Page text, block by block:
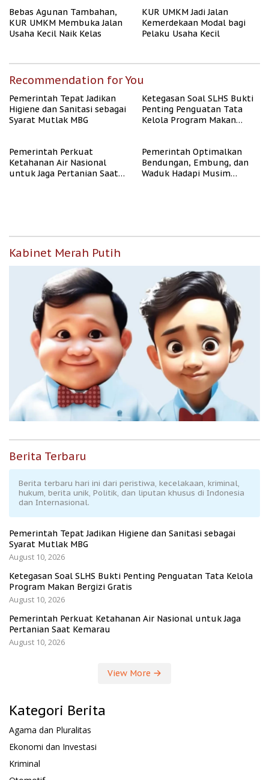
Bebas Agunan Tambahan,
KUR UMKM Membuka Jalan
Usaha Kecil Naik Kelas
KUR UMKM Jadi Jalan
Kemerdekaan Modal bagi
Pelaku Usaha Kecil
Recommendation for You
Pemerintah Tepat Jadikan
Higiene dan Sanitasi sebagai
Syarat Mutlak MBG
Ketegasan Soal SLHS Bukti
Penting Penguatan Tata
Kelola Program Makan
Pemerintah Perkuat
Ketahanan Air Nasional
untuk Jaga Pertanian Saat
Pemerintah Optimalkan
Bendungan, Embung, dan
Waduk Hadapi Musim
Kabinet Merah Putih
Berita Terbaru
Berita terbaru hari ini dari peristiwa, kecelakaan, kriminal,
hukum, berita unik, Politik, dan liputan khusus di Indonesia
dan Internasional.
Pemerintah Tepat Jadikan Higiene dan Sanitasi sebagai
Syarat Mutlak MBG
August 10, 2026
Ketegasan Soal SLHS Bukti Penting Penguatan Tata Kelola
Program Makan Bergizi Gratis
August 10, 2026
Pemerintah Perkuat Ketahanan Air Nasional untuk Jaga
Pertanian Saat Kemarau
August 10, 2026
View More
Kategori Berita
Agama dan Pluralitas
Ekonomi dan Investasi
Kriminal